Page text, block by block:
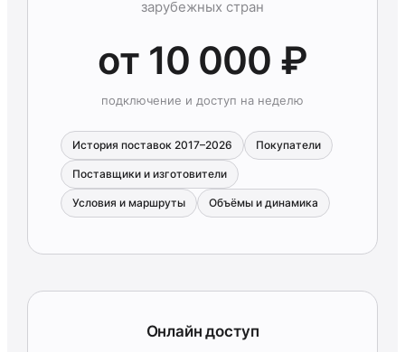
зарубежных стран
от 10 000 ₽
подключение и доступ на неделю
История поставок 2017–2026 Покупатели
Поставщики и изготовители
Условия и маршруты Объёмы и динамика
Онлайн доступ